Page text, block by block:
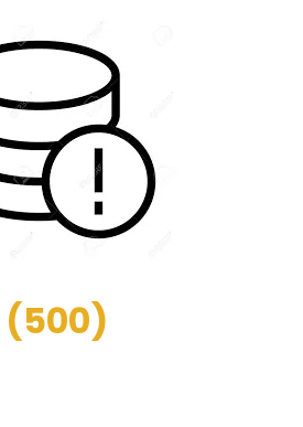
(500)